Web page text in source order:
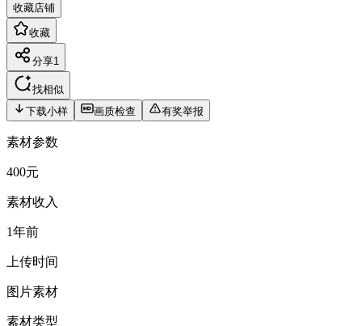
收藏店铺
收藏
分享1
找相似
下载小样
画质检查 有奖举报
素材参数
400元
素材收入
1年前
上传时间
图片素材
素材类型